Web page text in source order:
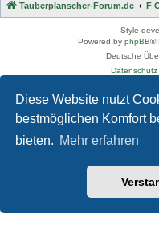
Diese Website nutzt
bestmöglichen Komfort
bieten. Mehr erfahren
Tauberplanscher-Forum.de F
Style
Powered by phpBB®
Deutsche
Datenschutz